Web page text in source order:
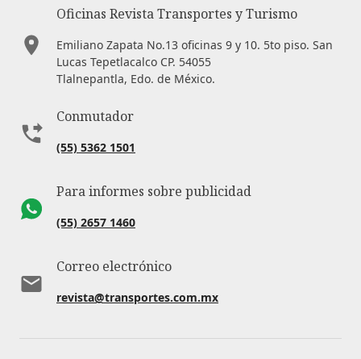
Oficinas Revista Transportes y Turismo
Emiliano Zapata No.13 oficinas 9 y 10. 5to piso. San
Lucas Tepetlacalco CP. 54055
Tlalnepantla, Edo. de México.
Conmutador
(55) 5362 1501
Para informes sobre publicidad
(55) 2657 1460
Correo electrónico
revista@transportes.com.mx